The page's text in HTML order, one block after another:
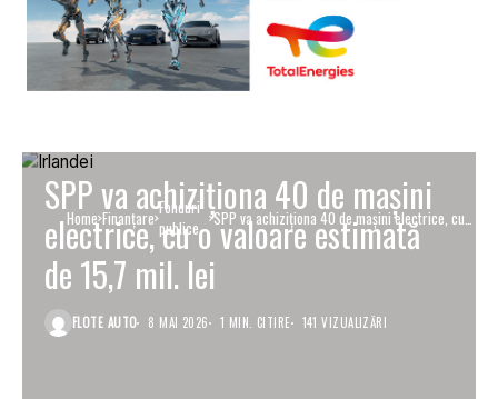
Home Finanţare Fonduri
publice
SPP va achiziționa 40 de mașini electrice, cu o
valoare estimată de 15,7 mil. lei
SPP va achiziționa 40 de mașini
electrice, cu o valoare estimată
de 15,7 mil. lei
FLOTE AUTO 8 MAI 2026 1 MIN. CITIRE 141 VIZUALIZĂRI